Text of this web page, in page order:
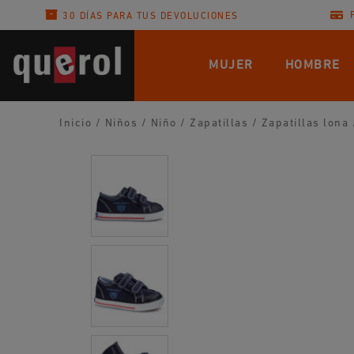
30 DÍAS PARA TUS DEVOLUCIONES
MUJER HOMBRE
Inicio / Niños / Niño / Zapatillas / Zapatillas lona